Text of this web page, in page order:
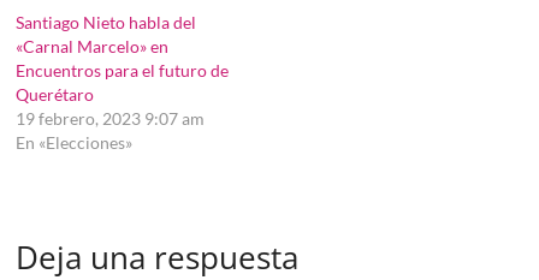
Santiago Nieto habla del
«Carnal Marcelo» en
Encuentros para el futuro de
Querétaro
19 febrero, 2023 9:07 am
En «Elecciones»
Deja una respuesta